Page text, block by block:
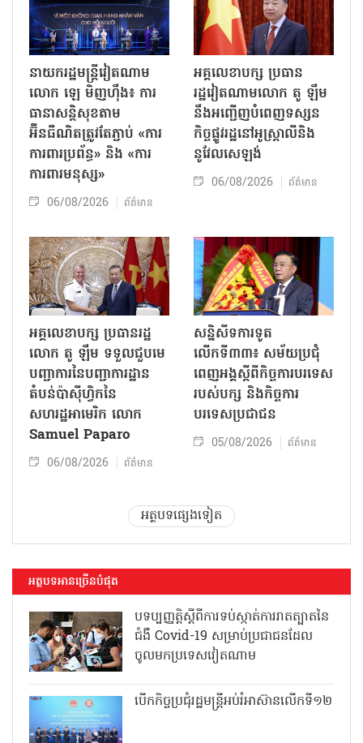
នាយករដ្ឋមន្ត្រីវៀតណាម
លោក ឡេ មិញហ៊ឹង៖ ការ
ធានាសន្តិសុខតាម
អ៊ីនធឺណិតត្រូវតែភ្ជាប់ «ការ
ការពារប្រព័ន្ធ» និង «ការ
ការពារមនុស្ស»
06/08/2026 ព័ត៌មាន
អគ្គលេខាបក្ស ប្រធាន
រដ្ឋវៀតណាមលោក តូ ឡឹម
នឹងអញ្ជើញបំពេញទស្សន
កិច្ចផ្លូវរដ្ឋនៅអូស្ត្រាលីនិង
នូវែលសេឡង់
06/08/2026 ព័ត៌មាន
អគ្គលេខាបក្ស ប្រធានរដ្ឋ
លោក តូ ឡឹម ទទួលជួបមេ
បញ្ជាការនៃបញ្ជាការដ្ឋាន
តំបន់ប៉ាស៊ីហ្វិកនៃ
សហរដ្ឋអាមេរិក លោក
Samuel Paparo
06/08/2026 ព័ត៌មាន
សន្និសីទការទូត
លើកទី៣៣៖ សម័យប្រជុំ
ពេញអង្គស្តីពីកិច្ច​ការបរទេស
របស់​បក្ស និងកិច្ច​ការ
បរទេសប្រជាជន
05/08/2026 ព័ត៌មាន
អត្ថបទផ្សេងទៀត
អត្ថបទអានច្រើនបំផុត
បទប្បញ្ញត្តិស្តីពីការទប់ស្កាត់ការរាតត្បាតនៃ
ជំងឺ Covid-19 សម្រាប់ប្រជាជនដែល
ចូលមកប្រទេសវៀតណាម
បើកកិច្ចប្រជុំរដ្ឋមន្ត្រីអប់រំអាស៊ានលើកទី១២